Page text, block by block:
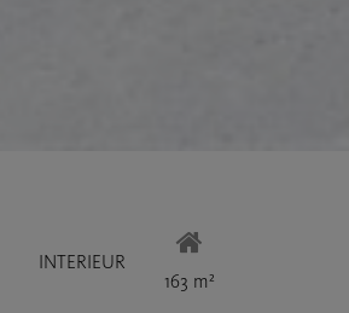
INTERIEUR
163 m²